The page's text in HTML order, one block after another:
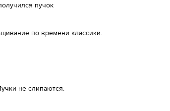
пучок
по времени классики.
не слипаются.